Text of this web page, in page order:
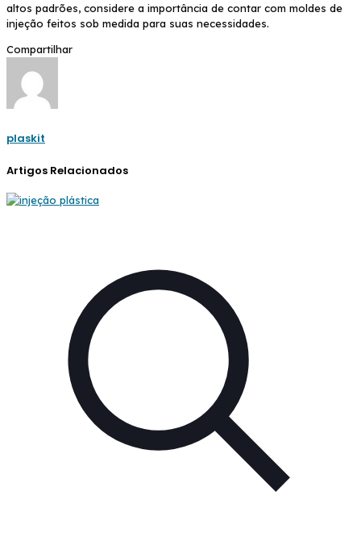
altos padrões, considere a importância de contar com moldes de
injeção feitos sob medida para suas necessidades.
Compartilhar
plaskit
Artigos Relacionados